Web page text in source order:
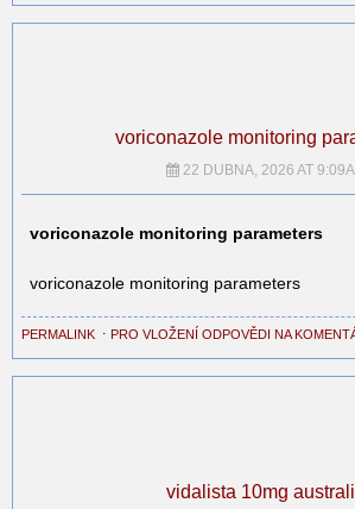
voriconazole monitoring
22 DUBNA, 2026 AT
voriconazole monitoring parameters
voriconazole monitoring parameters
PERMALINK ⋅ PRO VLOŽENÍ ODPOVĚDI NA
vidalista 10mg